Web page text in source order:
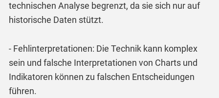
technischen Analyse begrenzt, da sie sich nur auf
historische Daten stützt.
- Fehlinterpretationen: Die Technik kann komplex
sein und falsche Interpretationen von Charts und
Indikatoren können zu falschen Entscheidungen
führen.